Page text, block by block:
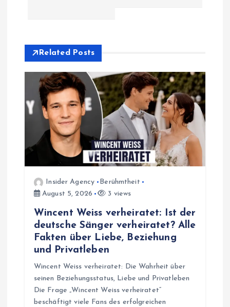
a
v
g
a
t
Related Posts
Insider Agency
Berühmtheit
August 5, 2026
3 views
Wincent Weiss verheiratet: Ist der
deutsche Sänger verheiratet? Alle
Fakten über Liebe, Beziehung
und Privatleben
Wincent Weiss verheiratet: Die Wahrheit über
seinen Beziehungsstatus, Liebe und Privatleben
Die Frage „Wincent Weiss verheiratet“
beschäftigt viele Fans des erfolgreichen